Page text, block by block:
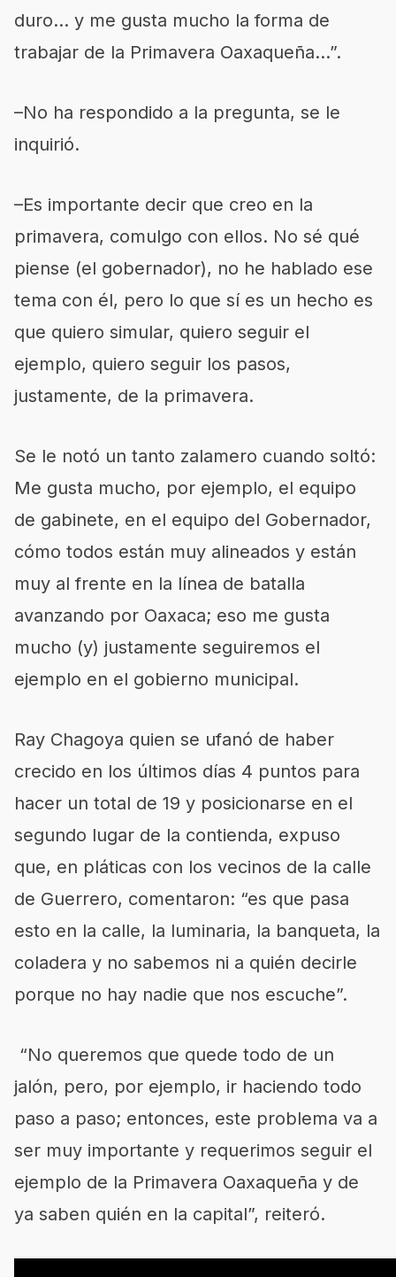
duro… y me gusta mucho la forma de
trabajar de la Primavera Oaxaqueña…”.
–No ha respondido a la pregunta, se le
inquirió.
–Es importante decir que creo en la
primavera, comulgo con ellos. No sé qué
piense (el gobernador), no he hablado ese
tema con él, pero lo que sí es un hecho es
que quiero simular, quiero seguir el
ejemplo, quiero seguir los pasos,
justamente, de la primavera.
Se le notó un tanto zalamero cuando soltó:
Me gusta mucho, por ejemplo, el equipo
de gabinete, en el equipo del Gobernador,
cómo todos están muy alineados y están
muy al frente en la línea de batalla
avanzando por Oaxaca; eso me gusta
mucho (y) justamente seguiremos el
ejemplo en el gobierno municipal.
Ray Chagoya quien se ufanó de haber
crecido en los últimos días 4 puntos para
hacer un total de 19 y posicionarse en el
segundo lugar de la contienda, expuso
que, en pláticas con los vecinos de la calle
de Guerrero, comentaron: “es que pasa
esto en la calle, la luminaria, la banqueta, la
coladera y no sabemos ni a quién decirle
porque no hay nadie que nos escuche”.
“No queremos que quede todo de un
jalón, pero, por ejemplo, ir haciendo todo
paso a paso; entonces, este problema va a
ser muy importante y requerimos seguir el
ejemplo de la Primavera Oaxaqueña y de
ya saben quién en la capital”, reiteró.